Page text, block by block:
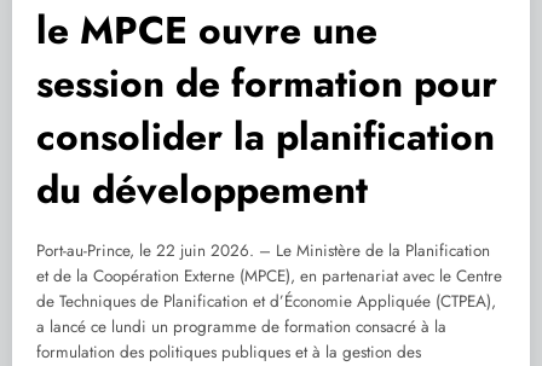
le MPCE ouvre une
session de formation pour
consolider la planification
du développement
Port-au-Prince, le 22 juin 2026. – Le Ministère de la Planification
et de la Coopération Externe (MPCE), en partenariat avec le Centre
de Techniques de Planification et d’Économie Appliquée (CTPEA),
a lancé ce lundi un programme de formation consacré à la
formulation des politiques publiques et à la gestion des